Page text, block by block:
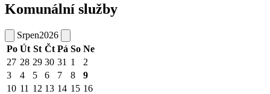
Komunální služby
Srpen2026
Po Út St Čt Pá So Ne
27 28 29 30 31 1
2
3
4 5 6 7 8
9
10 11 12 13 14 15 16